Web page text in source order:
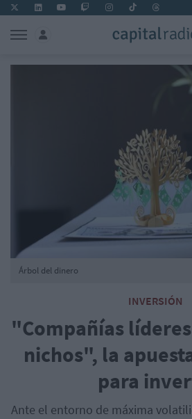
INVERSIÓN
"Compañías
nichos", la
para
Ante el entorno de máxima
Árbol del dinero